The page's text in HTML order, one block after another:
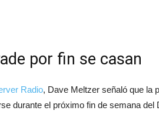
por fin se casan
Radio, Dave Meltzer señaló que la
durante el próximo fin de semana